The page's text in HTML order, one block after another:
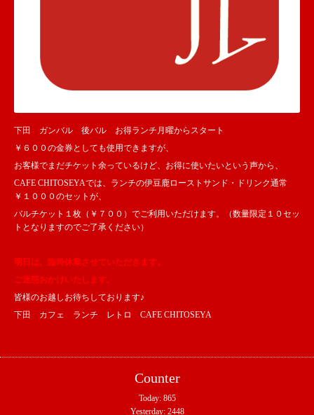
下田 ガンバル 後バル お得ランチ月曜からスタート
￥６００の金券としても使用できますが、
お客様でまだチケット余っているけど、お得に使いたいという声から、
CAFE CHITOSEYAでは、ランチの伊豆鹿ローストサンド・ドリンク通常
￥１０００のセットが、
バルチケット１枚（￥７００）でご利用いただけます。（数量限定１０セッ
トとなりますのでご了承ください）
明日は、臨時休業させていただきます。
ご迷惑おかけいたします。
皆様のお越しお待ちしております♪
下田 カフェ ランチ レトロ CAFE CHITOSEYA
Counter
Today: 865
Yesterday: 2448